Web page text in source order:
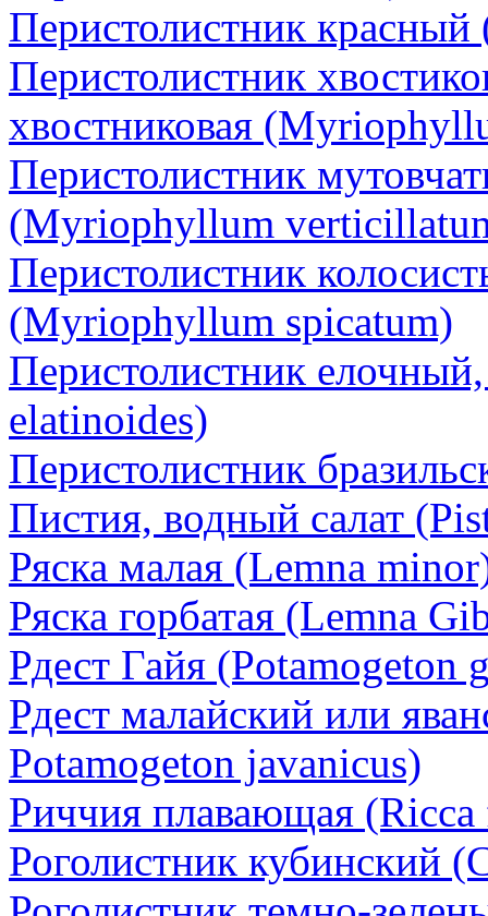
Перистолистник
Перистолистник
хвостниковая
Перистолистник
(Myriophyllum
Перистолистник
(Myriophyllum spicatum)
Перистолистник
elatinoides)
Перистолистник
Пистия, водный салат
Ряска малая (Lemna
Ряска горбатая (Lemna
Рдест Гайя (Potamogeton
Рдест малайский или
Potamogeton javanicus)
Риччия плавающая
Роголистник кубинский